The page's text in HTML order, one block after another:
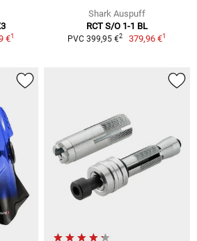
€1
Shark Auspuff
RCT S/O 1-1 BL
PVC 399,95 €2 379,96 €1